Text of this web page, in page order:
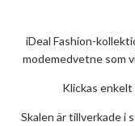
iDeal Fashion-
modemedvetne som
Klickas
Skalen är tillverkade i